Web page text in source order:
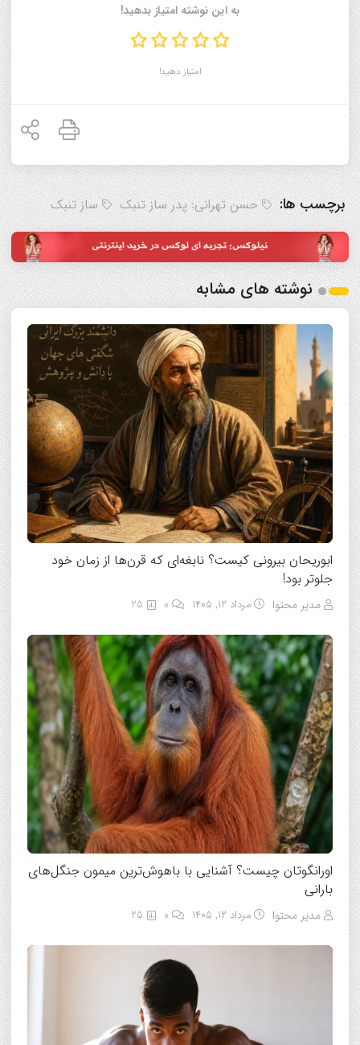
به این نوشته امتیاز بدهید!
امتیاز دهید!
برچسب ها: حسن تهرانی: پدر ساز تنبک ساز تنبک
نوشته های مشابه
ابوریحان بیرونی کیست؟ نابغه‌ای که قرن‌ها از زمان خود
جلوتر بود!
مدیر محتوا مرداد ۱۲, ۱۴۰۵ 25
اورانگوتان چیست؟ آشنایی با باهوش‌ترین میمون جنگل‌های
بارانی
مدیر محتوا مرداد ۱۲, ۱۴۰۵ 25